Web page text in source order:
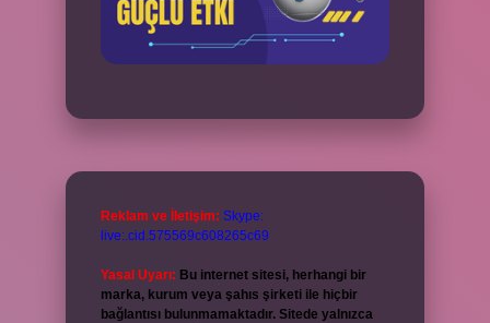
Reklam ve İletişim: Skype:
live:.cid.575569c608265c69
Yasal Uyarı: Bu internet sitesi, herhangi bir
marka, kurum veya şahıs şirketi ile hiçbir
bağlantısı bulunmamaktadır. Sitede yalnızca